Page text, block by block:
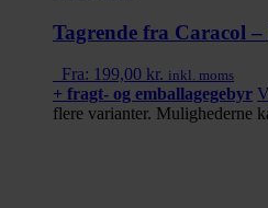
Tagrende fra Caracol –
Fra: 199,00 kr. inkl. moms
+ fragt- og emballagegebyr
flere varianter. Mulighederne